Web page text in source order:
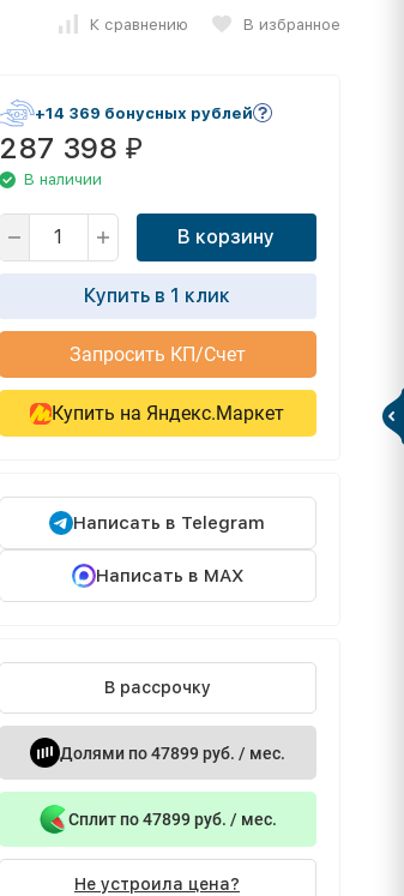
К сравнению В избранное
+14 369 бонусных рублей
287 398 ₽
В наличии
В корзину
Купить в 1 клик
Запросить КП/Счет
Купить на Яндекс.Маркет
Написать в Telegram
Написать в MAX
В рассрочку
Долями по 47899 руб. / мес.
Сплит по 47899 руб. / мес.
Не устроила цена?